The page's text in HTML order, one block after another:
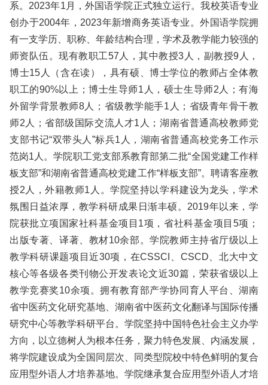
系。2023年1月，外国语学院正式独立运行。我校英语专业
创办于2004年，2023年新增商务英语专业。外国语学院拥
有一支学历、职称、年龄结构合理，学术及教学能力较强的
师资队伍。现有教职工57人，其中教授3人，副教授9人，
博士15人（含在读），具有硕、博士学位的教师占全体教
职工的90%以上；博士生导师1人，硕士生导师2人；有海
外留学背景教师8人；省级教学能手1人；省级青年骨干教
师2人；省部级国际交流人才1人；湖南省普通高校教师党
支部书记“双带头人”标兵1人，湖南省普通高校党务工作示
范岗1人。学院职工党支部系教育部第二批“全国党建工作样
板支部”和湖南省普通高校党建工作“样板支部”。聘请客座教
授2人，外籍教师1人。学院坚持以学科建设为龙头，学术
氛围日益浓厚，教学科研成果日渐丰硕。2019年以来，学
院获批立项国家社科基金项目1项，省社科基金项目5项；
出版专著、译著、教材10余部。学院教师主持省厅级以上
教学科研课题项目近30项，在CSSCI、CSCD、北大中文
核心等各级各类刊物公开发表论文近30篇，荣获省级以上
教学竞赛奖10余项。拥有教育部产学协同育人平台、湖南
省中医药文化研究基地、湖南省中医药文化翻译与国际传播
研究中心等教学科研平台。学院坚持中国特色社会主义办学
方向，以立德树人为根本任务，聚力特色发展、内涵发展，
将学院建设成为全国同层次、同类型院校中特色鲜明的复合
应用型外语人才培养基地。学院继承复合应用型外语人才培